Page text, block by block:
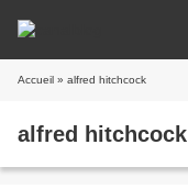
Accueil » alfred hitchcock
alfred hitchcock